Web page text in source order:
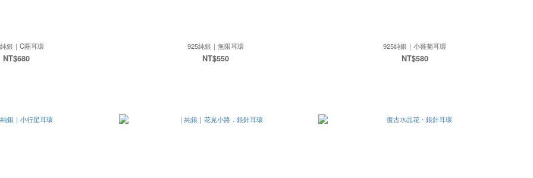
銀｜C圈耳環
NT$680
925純銀｜無限耳環
NT$550
925純銀｜小雛菊耳環
NT$580